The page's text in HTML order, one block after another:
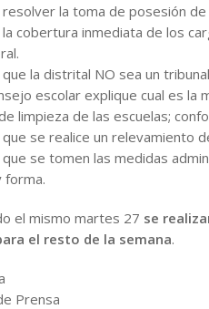
resolver la toma de posesión
la cobertura inmediata de los
la distrital NO sea un
escolar explique cual es la
limpieza de las escuelas;
que se realice un relevamiento
que se tomen las medidas
forma.
el mismo martes 27 se
el resto de la semana.
Prensa